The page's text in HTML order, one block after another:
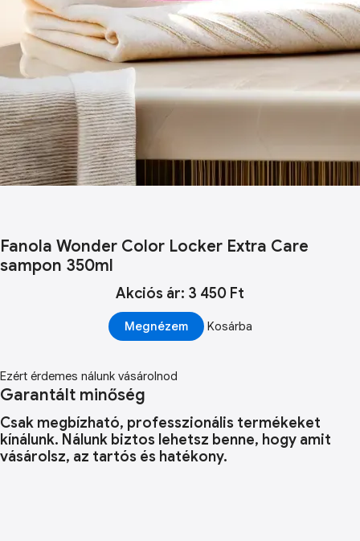
Fanola Wonder Color Locker Extra Care
sampon 350ml
Akciós ár: 3 450 Ft
Megnézem Kosárba
Ezért érdemes nálunk vásárolnod
Garantált minőség
Csak megbízható, professzionális termékeket
kínálunk. Nálunk biztos lehetsz benne, hogy amit
vásárolsz, az tartós és hatékony.